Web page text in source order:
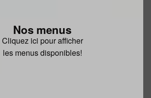
Nos menus
Cliquez ici pour afficher
les menus disponibles!